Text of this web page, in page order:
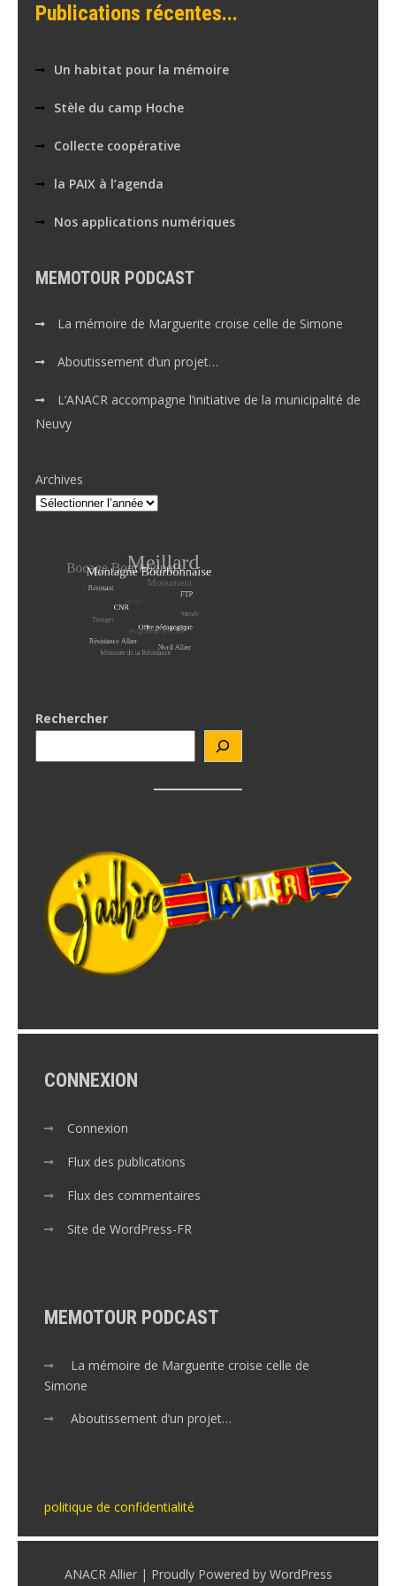
Publications récentes...
Un habitat pour la mémoire
Stèle du camp Hoche
Collecte coopérative
la PAIX à l’agenda
Nos applications numériques
MEMOTOUR PODCAST
La mémoire de Marguerite croise celle de Simone
Aboutissement d’un projet…
L’ANACR accompagne l’initiative de la municipalité de
Neuvy
Archives
Rechercher
CONNEXION
Connexion
Flux des publications
Flux des commentaires
Site de WordPress-FR
MEMOTOUR PODCAST
La mémoire de Marguerite croise celle de
Simone
Aboutissement d’un projet…
politique de confidentialité
ANACR Allier | Proudly Powered by WordPress